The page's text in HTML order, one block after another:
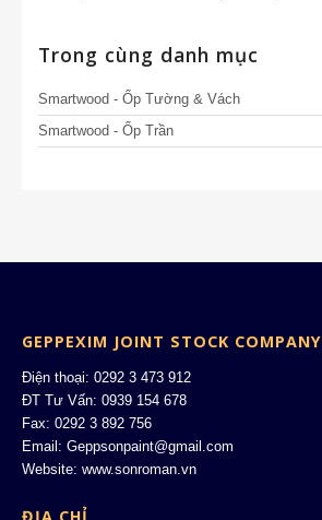
Trong cùng danh mục
Smartwood - Ốp Tường & Vách
Smartwood - Ốp Trần
GEPPEXIM JOINT STOCK COMPANY
Điện thoại: 0292 3 473 912
ĐT Tư Vấn: 0939 154 678
Fax: 0292 3 892 756
Email: Geppsonpaint@gmail.com
Website: www.sonroman.vn
ĐỊA CHỈ